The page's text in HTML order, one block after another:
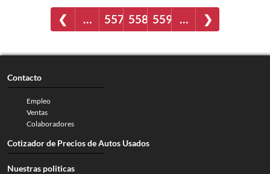
❮ … 557 558 559 … ❯
Contacto
Empleo
Ventas
Colaboradores
Cotizador de Precios de Autos Usados
Nuestras politicas